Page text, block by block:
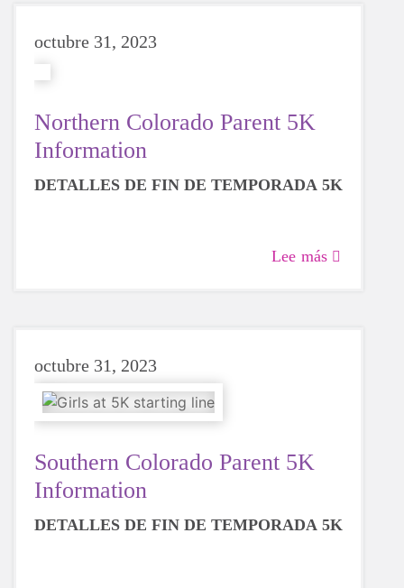
octubre 31, 2023
Northern Colorado Parent 5K
Information
DETALLES DE FIN DE TEMPORADA 5K
Lee más
octubre 31, 2023
Southern Colorado Parent 5K
Information
DETALLES DE FIN DE TEMPORADA 5K